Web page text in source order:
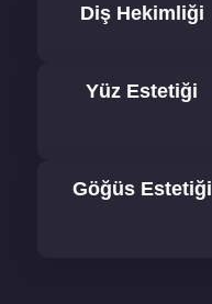
Diş Hekimliği
Yüz Estetiği
Göğüs Estetiği